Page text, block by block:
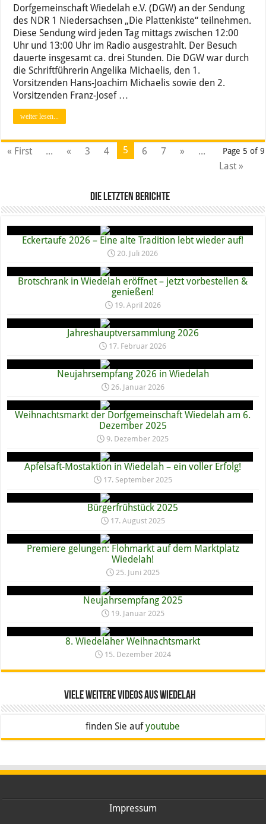
Dorfgemeinschaft Wiedelah e.V. (DGW) an der Sendung
des NDR 1 Niedersachsen „Die Plattenkiste“ teilnehmen.
Diese Sendung wird jeden Tag mittags zwischen 12:00
Uhr und 13:00 Uhr im Radio ausgestrahlt. Der Besuch
dauerte insgesamt ca. drei Stunden. Die DGW war durch
die Schriftführerin Angelika Michaelis, den 1.
Vorsitzenden Hans-Joachim Michaelis sowie den 2.
Vorsitzenden Franz-Josef …
weiter lesen...
Page 5 of 9
« First ... « 3 4 5 6 7 »
...
Last »
die letzten Berichte
Eckertaufe 2026 – Eine alte Tradition lebt wieder auf!
20. Juli 2026
Brotschrank in Wiedelah eröffnet – jetzt vorbestellen &
genießen!
19. April 2026
Jahreshauptversammlung 2026
17. Februar 2026
Neujahrsempfang 2026 in Wiedelah
26. Januar 2026
Weihnachtsmarkt der Dorfgemeinschaft Wiedelah am 6.
Dezember 2025
9. Dezember 2025
Apfelsaft-Mostaktion in Wiedelah – ein voller Erfolg!
17. September 2025
Bürgerfrühstück 2025
17. August 2025
Premiere gelungen: Flohmarkt auf dem Marktplatz
Wiedelah!
25. Juni 2025
Neujahrsempfang 2025
19. Januar 2025
8. Wiedelaher Weihnachtsmarkt
15. Dezember 2024
Viele weitere Videos aus Wiedelah
finden Sie aufyoutube
Impressum